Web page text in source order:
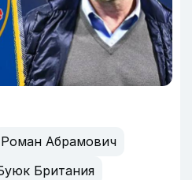
Роман Абрамович
Британия